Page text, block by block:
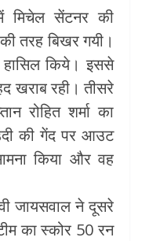
मिचेल सेंटनर की
तरह बिखर गयी।
किये। इससे
खराब रही। तीसरे
रोहित शर्मा का
की गेंद पर आउट
किया और वह
जायसवाल ने दूसरे
का स्कोर 50 रन